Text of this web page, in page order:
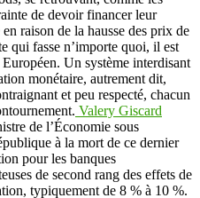
de devoir financer leur
raison de la hausse des prix de
qui fasse n’importe quoi, il est
Un système interdisant
monétaire, autrement dit,
et peu respecté, chacun
Valery Giscard
de l’Économie sous
à la mort de ce dernier
pour les banques
de second rang des effets de
typiquement de 8 % à 10 %.